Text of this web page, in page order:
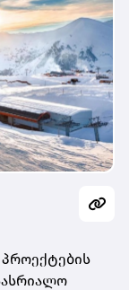
პროექტების